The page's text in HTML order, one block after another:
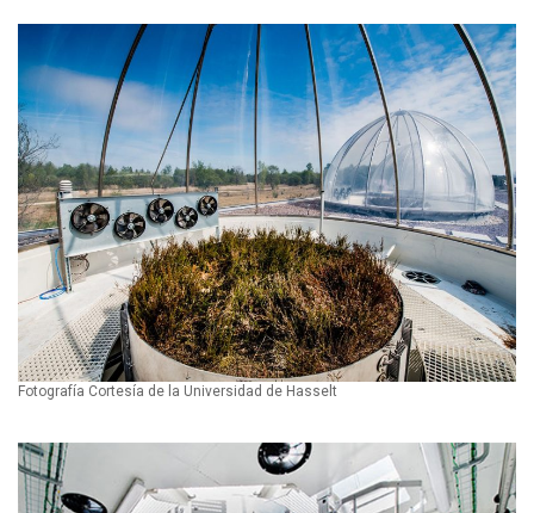
Fotografía Cortesía de la Universidad de Hasselt